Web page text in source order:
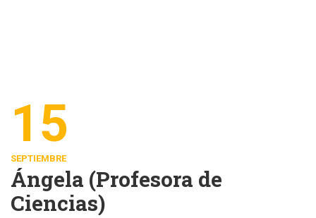
15
SEPTIEMBRE
Ángela (Profesora de
Ciencias)